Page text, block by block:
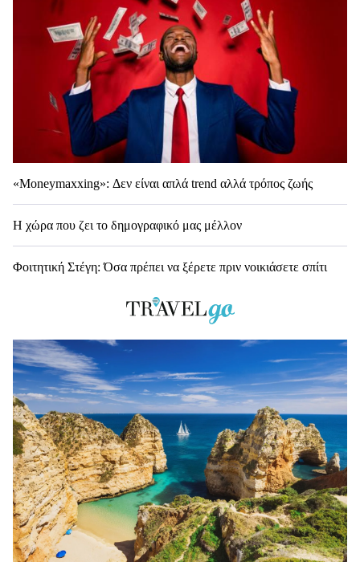
«Moneymaxxing»: Δεν είναι απλά trend αλλά τρόπος ζωής
Η χώρα που ζει το δημογραφικό μας μέλλον
Φοιτητική Στέγη: Όσα πρέπει να ξέρετε πριν νοικιάσετε σπίτι